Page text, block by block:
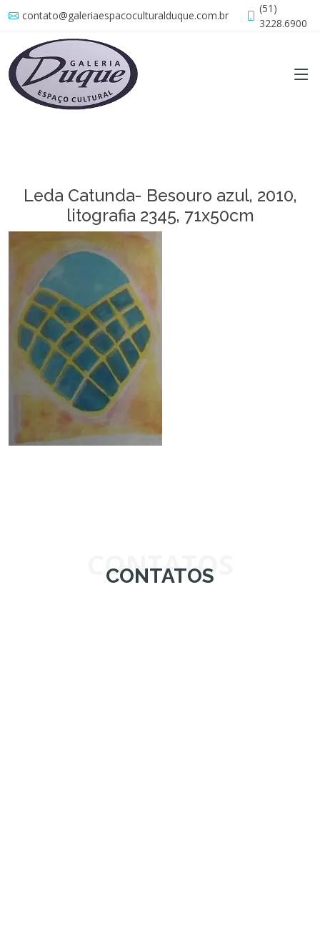
contato@galeriaespacoculturalduque.com.br
(51)
3228.6900
Leda Catunda- Besouro azul, 2010,
litografia 2345, 71x50cm
CONTATOS
CONTATOS